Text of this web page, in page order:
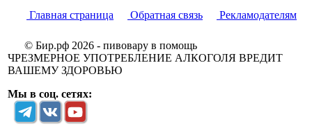
Главная страница Обратная связь Рекламодателям
© Бир.рф 2026 - пивовару в помощь
ЧРЕЗМЕРНОЕ УПОТРЕБЛЕНИЕ АЛКОГОЛЯ ВРЕДИТ
ВАШЕМУ ЗДОРОВЬЮ
Мы в соц. сетях: